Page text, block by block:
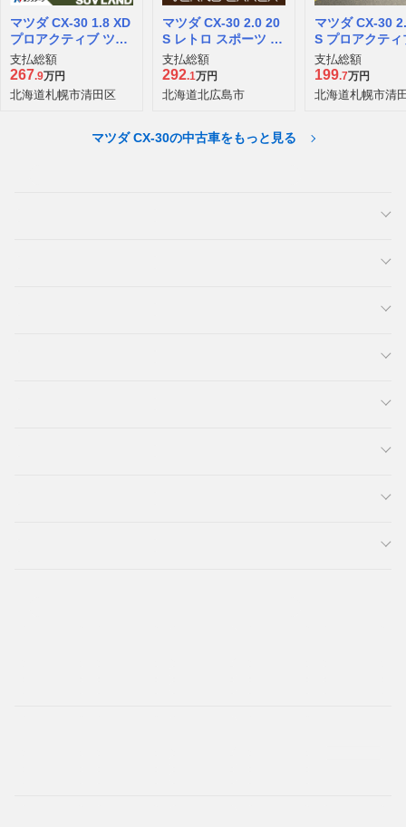
マツダ CX-30 1.8 XD
プロアクティブ ツー
リングセレクション
ディーゼルターボ 4
WD
支払総額
267.9万円
北海道札幌市清田区
マツダ CX-30 2.0 20
S レトロ スポーツ エ
ディション 4WD
支払総額
292.1万円
北海道北広島市
マツダ CX-30
S プロアクティ
ーリングセレク
ン 4WD
支払総額
199.7万円
北海道札幌市清
マツダ CX-30の中古車をもっと見る